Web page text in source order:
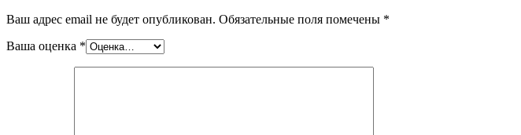
Ваш адрес email не будет опубликован. Обязательные поля помечены *
Ваша оценка *